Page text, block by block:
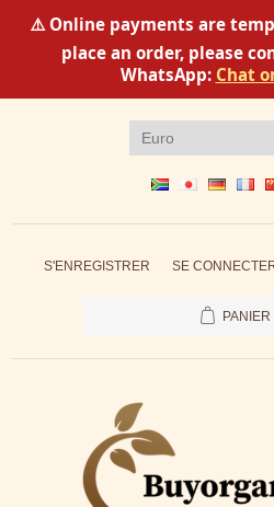
⚠️ Online payments are
place an order, please
WhatsApp: Chat
S'ENREGISTRER SE
PANIER